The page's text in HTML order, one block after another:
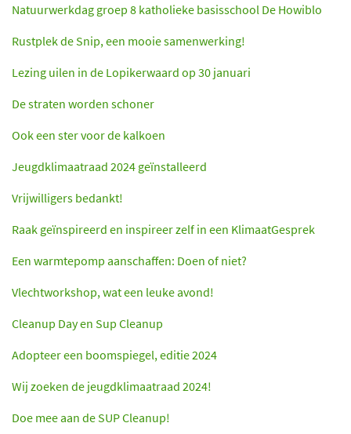
Natuurwerkdag groep 8 katholieke basisschool De Howiblo
Rustplek de Snip, een mooie samenwerking!
Lezing uilen in de Lopikerwaard op 30 januari
De straten worden schoner
Ook een ster voor de kalkoen
Jeugdklimaatraad 2024 geïnstalleerd
Vrijwilligers bedankt!
Raak geïnspireerd en inspireer zelf in een KlimaatGesprek
Een warmtepomp aanschaffen: Doen of niet?
Vlechtworkshop, wat een leuke avond!
Cleanup Day en Sup Cleanup
Adopteer een boomspiegel, editie 2024
Wij zoeken de jeugdklimaatraad 2024!
Doe mee aan de SUP Cleanup!